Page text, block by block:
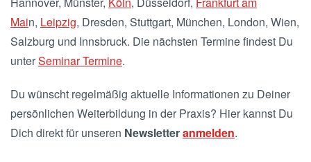
Main, Leipzig, Dresden, Stuttgart, München, London, Wien,
Salzburg und Innsbruck. Die nächsten Termine findest Du
unterSeminar Termine.
Du wünscht regelmäßig aktuelle Informationen zu Deiner
persönlichen Weiterbildung in der Praxis? Hier kannst Du
Dich direkt für unseren Newsletteranmelden.